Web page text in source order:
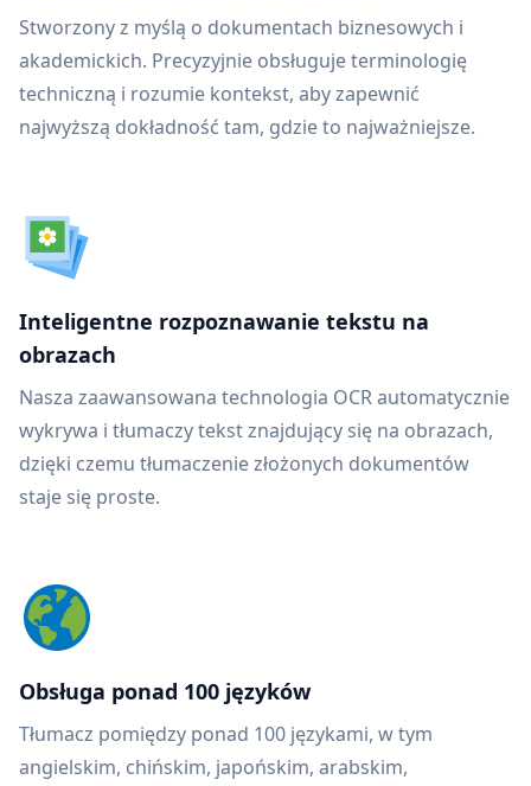
Stworzony z myślą o dokumentach biznesowych i
akademickich. Precyzyjnie obsługuje terminologię
techniczną i rozumie kontekst, aby zapewnić
najwyższą dokładność tam, gdzie to najważniejsze.
Inteligentne rozpoznawanie tekstu na
obrazach
Nasza zaawansowana technologia OCR automatycznie
wykrywa i tłumaczy tekst znajdujący się na obrazach,
dzięki czemu tłumaczenie złożonych dokumentów
staje się proste.
Obsługa ponad 100 języków
Tłumacz pomiędzy ponad 100 językami, w tym
angielskim, chińskim, japońskim, arabskim,